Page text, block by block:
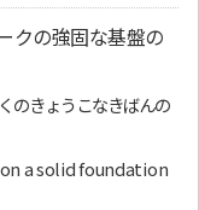
クの強固な基盤の
のきょうこなきばんの
a solid foundation